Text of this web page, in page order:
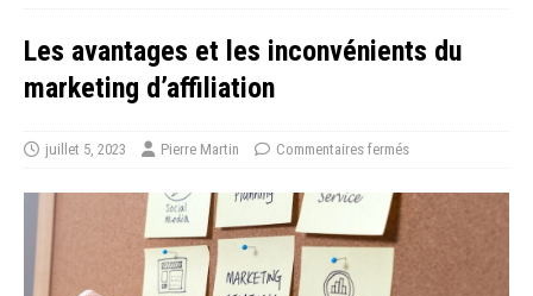
Les avantages et les inconvénients du
marketing d’affiliation
juillet 5, 2023 Pierre Martin Commentaires fermés